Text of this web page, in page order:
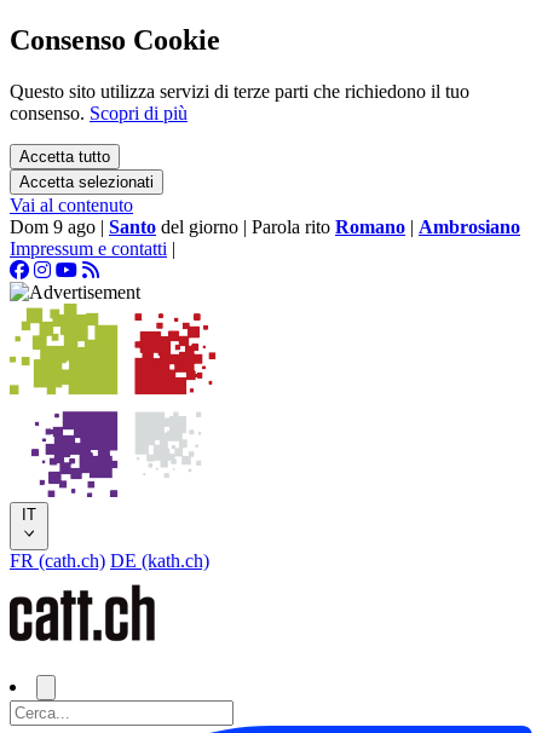
Consenso Cookie
Questo sito utilizza servizi di terze parti che richiedono il tuo
consenso. Scopri di più
Accetta tutto
Accetta selezionati
Vai al contenuto
Dom 9 ago | Santo del giorno | Parola rito Romano | Ambrosiano
Impressum e contatti |
IT
FR (cath.ch) DE (kath.ch)